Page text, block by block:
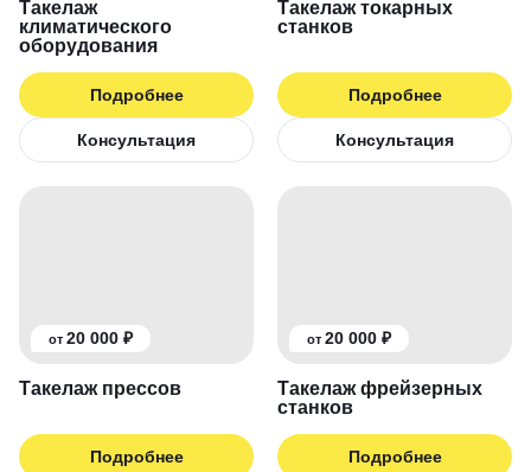
Такелаж
климатического
оборудования
Подробнее
Консультация
Такелаж токарных
станков
Подробнее
Консультация
от 20 000 ₽
Такелаж прессов
Подробнее
от 20 000 ₽
Такелаж фрейзерных
станков
Подробнее